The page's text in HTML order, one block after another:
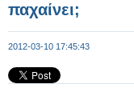
παχαίνει;
2012-03-10 17:45:43